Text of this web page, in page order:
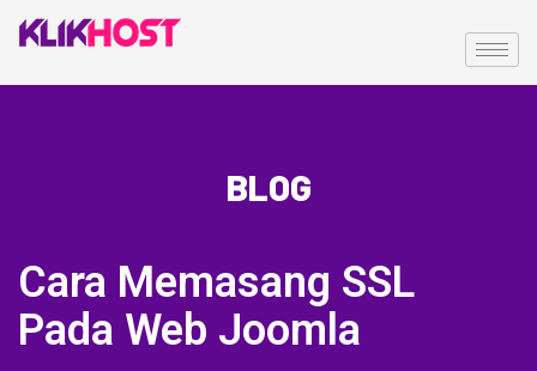
BLOG
Cara Memasang SSL
Pada Web Joomla